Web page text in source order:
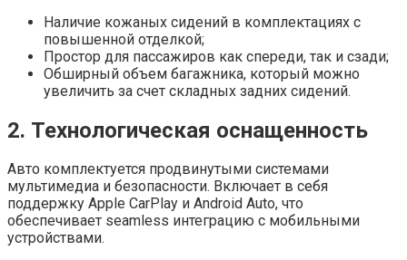
Наличие кожаных сидений в комплектациях с
повышенной отделкой;
Простор для пассажиров как спереди, так и сзади;
Обширный объем багажника, который можно
увеличить за счет складных задних сидений.
2. Технологическая оснащенность
Авто комплектуется продвинутыми системами
мультимедиа и безопасности. Включает в себя
поддержку Apple CarPlay и Android Auto, что
обеспечивает seamless интеграцию с мобильными
устройствами.